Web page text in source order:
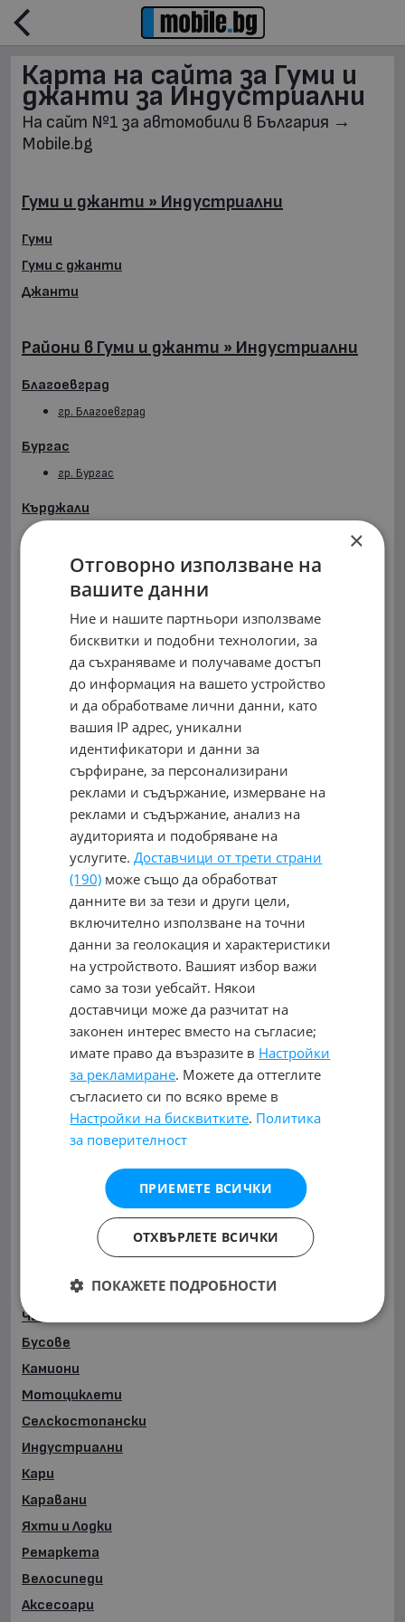
Карта на сайта за Гуми и
джанти за Индустриални
На сайт №1 за автомобили в България →
Mobile.bg
Гуми и джанти » Индустриални
Гуми
Гуми с джанти
Джанти
Райони в Гуми и джанти » Индустриални
Благоевград
гр. Благоевград
Бургас
гр. Бургас
Кърджали
Монтана
с. Боровци
Пазарджик
гр. Пещера
Перник
Пловдив
гр. Асеновград
гр. Пловдив
с. Поповица
Разград
гр. Кубрат
гр. Русе
гр. Мадан
гр. Смолян
гр. Банкя
гр. София
Стара Загора
гр. Стара Загора
Други категории
Автомобили и Джипове
Части
Бусове
Камиони
Мотоциклети
Селскостопански
Индустриални
Кари
Каравани
Яхти и Лодки
Ремаркета
Велосипеди
Аксесоари
×
Отговорно използване на
вашите данни
Ние и нашите партньори използваме
бисквитки и подобни технологии, за
да съхраняваме и получаваме достъп
до информация на вашето устройство
и да обработваме лични данни, като
вашия IP адрес, уникални
идентификатори и данни за
сърфиране, за персонализирани
реклами и съдържание, измерване на
реклами и съдържание, анализ на
аудиторията и подобряване на
услугите.Доставчици от трети страни
(190) може също да обработват
данните ви за тези и други цели,
включително използване на точни
данни за геолокация и характеристики
на устройството. Вашият избор важи
само за този уебсайт. Някои
доставчици може да разчитат на
законен интерес вместо на съгласие;
имате право да възразите в Настройки
за рекламиране. Можете да оттеглите
съгласието си по всяко време в
Настройки на бисквитките. Политика
за поверителност
ПРИЕМЕТЕ ВСИЧКИ
ОТХВЪРЛЕТЕ ВСИЧКИ
ПОКАЖЕТЕ ПОДРОБНОСТИ